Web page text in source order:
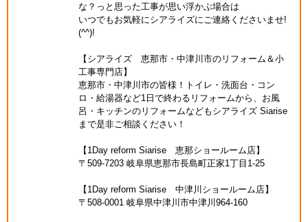
な？っと思った工事が思い浮かぶ場合は
いつでもお気軽にシアライズにご連絡くださいませ!
(^^)!
【シアライズ 恵那市・中津川市のリフォーム＆小
工事専門店】
恵那市・中津川市の皆様！トイレ・洗面台・コン
ロ・給湯器など1日で終わるリフォームから、お風
呂・キッチンのリフォームなどもシアライズ Siarise
まで是非ご相談ください！
【1Day reform Siarise 恵那ショールーム店】
〒509-7203 岐阜県恵那市長島町正家1丁目1-25
【1Day reform Siarise 中津川ショールーム店】
〒508-0001 岐阜県中津川市中津川964-160